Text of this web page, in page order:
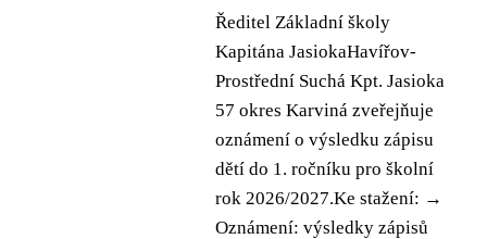
Ředitel Základní školy
Kapitána JasiokaHavířov-
Prostřední Suchá Kpt. Jasioka
57 okres Karviná zveřejňuje
oznámení o výsledku zápisu
dětí do 1. ročníku pro školní
rok 2026/2027.Ke stažení: →
Oznámení: výsledky zápisů